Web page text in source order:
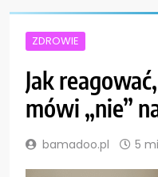
ZDROWIE
Jak
mówi „nie”
bamadoo.pl 5